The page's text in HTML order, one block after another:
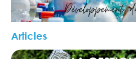
Articles